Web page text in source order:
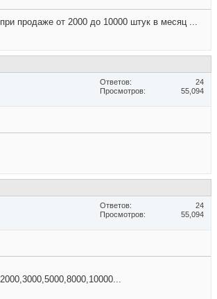
продаже от 2000 до 10000 штук в месяц ...
Ответов
24
Просмотров
55,094
Ответов
24
Просмотров
55,094